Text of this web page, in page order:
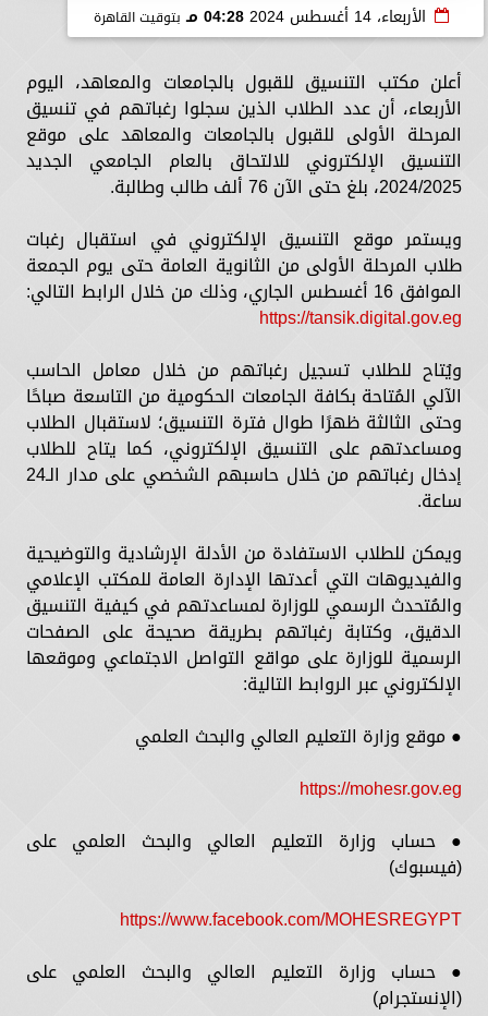
الأربعاء، 14 أغسطس 2024 04:28 مـ بتوقيت القاهرة
أعلن مكتب التنسيق للقبول بالجامعات والمعاهد، اليوم
الأربعاء، أن عدد الطلاب الذين سجلوا رغباتهم في تنسيق
المرحلة الأولى للقبول بالجامعات والمعاهد على موقع
التنسيق الإلكتروني للالتحاق بالعام الجامعي الجديد
2024/2025، بلغ حتى الآن 76 ألف طالب وطالبة.
ويستمر موقع التنسيق الإلكتروني في استقبال رغبات
طلاب المرحلة الأولى من الثانوية العامة حتى يوم الجمعة
الموافق 16 أغسطس الجاري، وذلك من خلال الرابط التالي:
https://tansik.digital.gov.eg
ويُتاح للطلاب تسجيل رغباتهم من خلال معامل الحاسب
الآلي المُتاحة بكافة الجامعات الحكومية من التاسعة صباحًا
وحتى الثالثة ظهرًا طوال فترة التنسيق؛ لاستقبال الطلاب
ومساعدتهم على التنسيق الإلكتروني، كما يتاح للطلاب
إدخال رغباتهم من خلال حاسبهم الشخصي على مدار الـ24
ساعة.
ويمكن للطلاب الاستفادة من الأدلة الإرشادية والتوضيحية
والفيديوهات التي أعدتها الإدارة العامة للمكتب الإعلامي
والمُتحدث الرسمي للوزارة لمساعدتهم في كيفية التنسيق
الدقيق، وكتابة رغباتهم بطريقة صحيحة على الصفحات
الرسمية للوزارة على مواقع التواصل الاجتماعي وموقعها
الإلكتروني عبر الروابط التالية:
● موقع وزارة التعليم العالي والبحث العلمي
https://mohesr.gov.eg
● حساب وزارة التعليم العالي والبحث العلمي على
(فيسبوك)
https://www.facebook.com/MOHESREGYPT
● حساب وزارة التعليم العالي والبحث العلمي على
(الإنستجرام)